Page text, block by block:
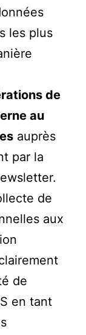
les plus
de
au
auprès
par la
de
aux
de
en tant